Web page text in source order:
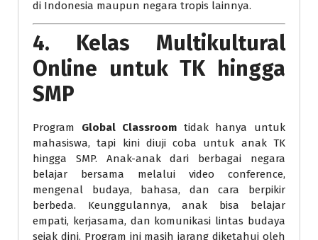
di Indonesia maupun negara tropis lainnya.
4. Kelas Multikultural
Online untuk TK hingga
SMP
Program Global Classroom tidak hanya untuk
mahasiswa, tapi kini diuji coba untuk anak TK
hingga SMP. Anak-anak dari berbagai negara
belajar bersama melalui video conference,
mengenal budaya, bahasa, dan cara berpikir
berbeda. Keunggulannya, anak bisa belajar
empati, kerjasama, dan komunikasi lintas budaya
sejak dini. Program ini masih jarang diketahui oleh